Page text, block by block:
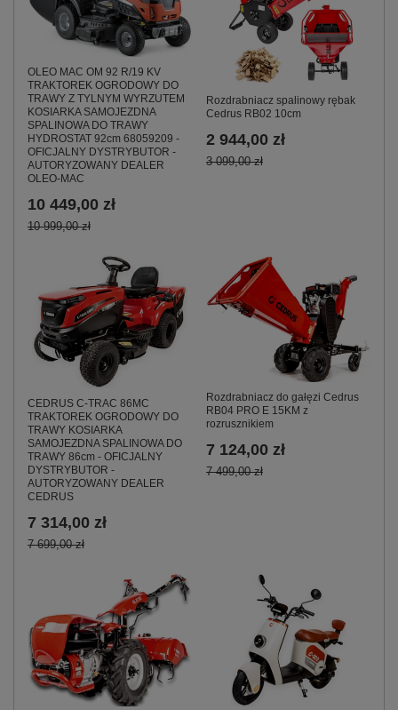
OLEO MAC OM 92 R/19 KV
TRAKTOREK OGRODOWY DO
TRAWY Z TYLNYM WYRZUTEM
KOSIARKA SAMOJEZDNA
SPALINOWA DO TRAWY
HYDROSTAT 92cm 68059209 -
OFICJALNY DYSTRYBUTOR -
AUTORYZOWANY DEALER
OLEO-MAC
10 449,00 zł
10 999,00 zł
Rozdrabniacz spalinowy rębak
Cedrus RB02 10cm
2 944,00 zł
3 099,00 zł
CEDRUS C-TRAC 86MC
TRAKTOREK OGRODOWY DO
TRAWY KOSIARKA
SAMOJEZDNA SPALINOWA DO
TRAWY 86cm - OFICJALNY
DYSTRYBUTOR -
AUTORYZOWANY DEALER
CEDRUS
7 314,00 zł
7 699,00 zł
Rozdrabniacz do gałęzi Cedrus
RB04 PRO E 15KM z
rozrusznikiem
7 124,00 zł
7 499,00 zł